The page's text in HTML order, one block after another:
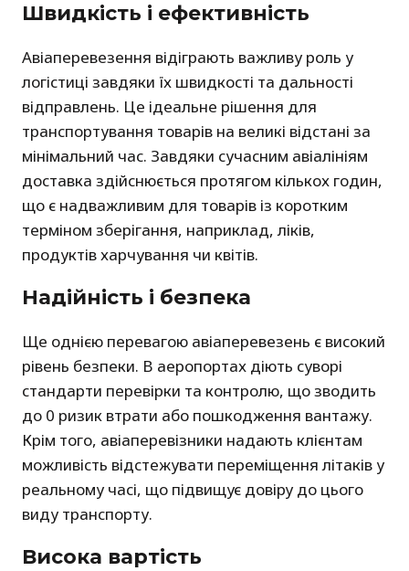
Швидкість і ефективність
Авіаперевезення відіграють важливу роль у
логістиці завдяки їх швидкості та дальності
відправлень. Це ідеальне рішення для
транспортування товарів на великі відстані за
мінімальний час. Завдяки сучасним авіалініям
доставка здійснюється протягом кількох годин,
що є надважливим для товарів із коротким
терміном зберігання, наприклад, ліків,
продуктів харчування чи квітів.
Надійність і безпека
Ще однією перевагою авіаперевезень є високий
рівень безпеки. В аеропортах діють суворі
стандарти перевірки та контролю, що зводить
до 0 ризик втрати або пошкодження вантажу.
Крім того, авіаперевізники надають клієнтам
можливість відстежувати переміщення літаків у
реальному часі, що підвищує довіру до цього
виду транспорту.
Висока вартість